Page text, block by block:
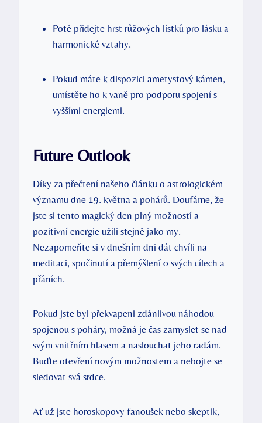
Poté přidejte hrst růžových lístků‌ pro lásku a
harmonické vztahy.
Pokud máte‌ k dispozici ametystový kámen,
umístěte ho k vaně pro podporu spojení ‌s
vyššími energiemi.
Future Outlook
Díky za‍ přečtení našeho článku ‍o ‍astrologickém
významu dne‌ 19. května a pohárů.⁣ Doufáme, že
jste si tento magický den⁤ plný možností ⁤a
pozitivní energie užili stejně ​jako my.
Nezapomeňte ​si v dnešním dni dát chvíli⁢ na
‍meditaci, ​spočinutí a přemýšlení ⁣o ⁣svých cílech a
přáních.
Pokud jste byl překvapeni zdánlivou náhodou
spojenou⁢ s⁤ poháry,‌ možná‍ je čas ‌zamyslet se ​nad
svým vnitřním ⁣hlasem a naslouchat jeho radám.
Buďte otevření novým možnostem a nebojte se
sledovat svá srdce.
Ať už jste horoskopovy fanoušek⁣ nebo skeptik,